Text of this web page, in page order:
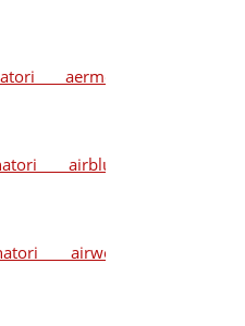
aermec
airblue
airwell